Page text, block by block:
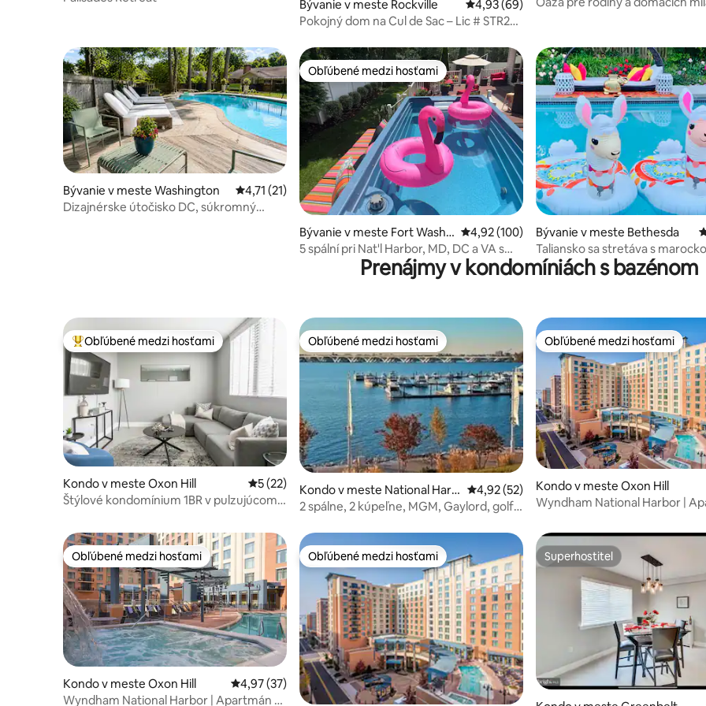
Bývanie v meste Rockville Priemerné ohodnotenie 4,93 z 5, počet
4,93 (69)
Pokojný dom na Cul de Sac – Lic # STR23-
Bývanie v meste Washington Priemerné ohodnotenie 4,71 z 5, počet hodnotení: 21
4,71 (21)
Dizajnérske útočisko DC, súkromný
Obľúbené medzi hosťami
Obľúbené medzi hosťami
Bývanie v meste Fort Washi
ngton
Priemerné ohodnotenie 4,92 z 5, počet
4,92 (100)
5 spální pri Nat'l Harbor, MD, DC a VA s
dvornou oázou
Bývanie v meste Bethesda
Taliansko sa stretáva s
obrovským bazénom pre 10
Prenájmy v kondomíniách s bazénom
Najobľúbenejšie medzi hosťami
Obľúbené medzi hosťami
Kondo v meste Oxon Hill Priemerné ohodnotenie 5 z 5, počet hodnotení: 22
5 (22)
Štýlové kondomínium 1BR v pulzujúcom
Obľúbené medzi hosťami
Obľúbené medzi hosťami
Kondo v meste National Harb
or, Fort Washington
Priemerné ohodnotenie 4,92 z 5, počet
4,92 (52)
2 spálne, 2 kúpeľne, MGM, Gaylord, golf a
Obľúbené medzi hosťami
Obľúbené medzi hosťami
Kondo v meste Oxon Hill
Wyndham National Harbor |
posteľou
Obľúbené medzi hosťami
Obľúbené medzi hosťami
Kondo v meste Oxon Hill Priemerné ohodnotenie 4,97 z 5, počet hodnotení: 37
4,97 (37)
Wyndham National Harbor | Apartmán s
Obľúbené medzi hosťami
Obľúbené medzi hosťami Superhostiteľ
Superhostiteľ